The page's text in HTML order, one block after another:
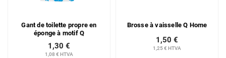
Gant de toilette propre en
éponge à motif Q
1,08 € HTVA
1,30 €
Brosse à vaisselle Q Home
1,25 € HTVA
1,50 €